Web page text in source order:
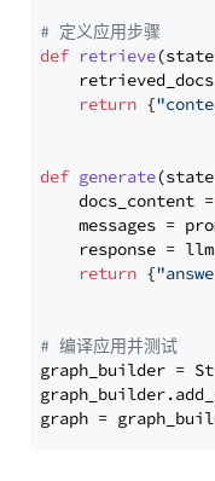
# 定义应用步骤
def retrieve(
return {
def generate(
    docs_content =
messages =
response =
return {
# 编译应用并测试
graph_builder =
graph =